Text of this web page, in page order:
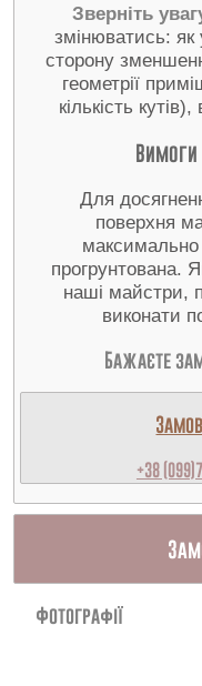
Зверніть
змінюватись: як
сторону
геометрії
кількість
Вимоги
Для
поверхня
максимально
прогрунтована.
наші майстри,
виконати
Бажаєте
+38
Фотографії